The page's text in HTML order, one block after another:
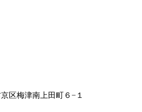
区梅津南上田町６−１